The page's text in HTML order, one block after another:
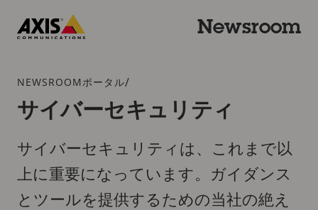
Newsroom
ブ
レ
ッ
ク
ラ
ム
NEWSROOMポータル/
サイバーセキュリティ
サイバーセキュリティは、これまで以
上に重要になっています。ガイダンス
とツールを提供するための当社の絶え